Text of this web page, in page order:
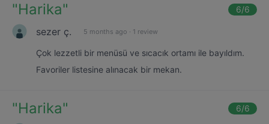
"Harika" 6/6
sezer ç. 5 months ago · 1 review
Çok lezzetli bir menüsü ve sıcacık ortamı ile bayıldım.
Favoriler listesine alınacak bir mekan.
"Harika" 6/6